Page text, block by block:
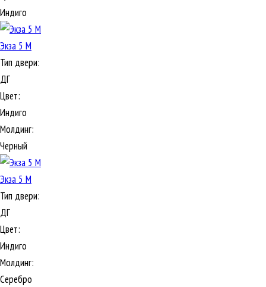
Индиго
Экза 5 М
Тип двери:
ДГ
Цвет:
Индиго
Молдинг:
Черный
Экза 5 М
Тип двери:
ДГ
Цвет:
Индиго
Молдинг:
Серебро